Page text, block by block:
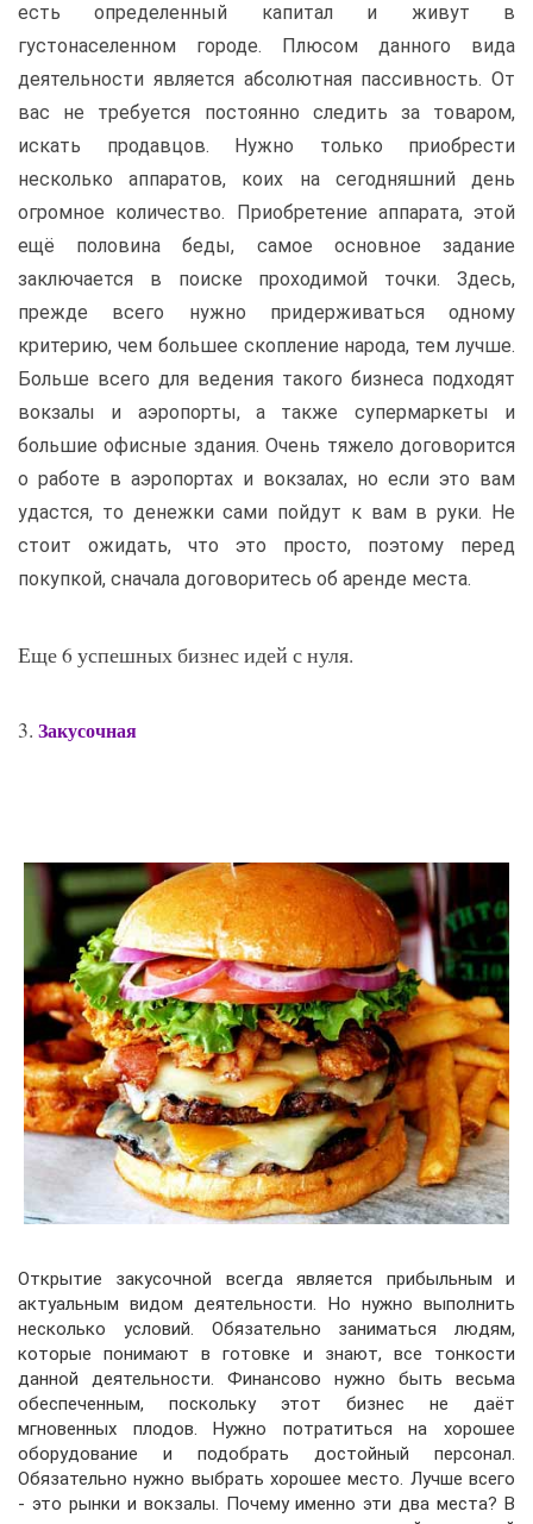
есть определенный капитал и живут в
густонаселенном городе. Плюсом данного вида
деятельности является абсолютная пассивность. От
вас не требуется постоянно следить за товаром,
искать продавцов. Нужно только приобрести
несколько аппаратов, коих на сегодняшний день
огромное количество. Приобретение аппарата, этой
ещё половина беды, самое основное задание
заключается в поиске проходимой точки. Здесь,
прежде всего нужно придерживаться одному
критерию, чем большее скопление народа, тем лучше.
Больше всего для ведения такого бизнеса подходят
вокзалы и аэропорты, а также супермаркеты и
большие офисные здания. Очень тяжело договорится
о работе в аэропортах и вокзалах, но если это вам
удастся, то денежки сами пойдут к вам в руки. Не
стоит ожидать, что это просто, поэтому перед
покупкой, сначала договоритесь об аренде места.
Еще 6 успешных бизнес идей с нуля.
3. Закусочная
Открытие закусочной всегда является прибыльным и
актуальным видом деятельности. Но нужно выполнить
несколько условий. Обязательно заниматься людям,
которые понимают в готовке и знают, все тонкости
данной деятельности. Финансово нужно быть весьма
обеспеченным, поскольку этот бизнес не даёт
мгновенных плодов. Нужно потратиться на хорошее
оборудование и подобрать достойный персонал.
Обязательно нужно выбрать хорошее место. Лучше всего
- это рынки и вокзалы. Почему именно эти два места? В